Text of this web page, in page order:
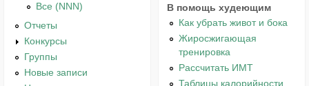
Все (NNN)
Отчеты
Конкурсы
Группы
Новые записи
В помощь худеющим
Как убрать живот и бока
Жиросжигающая
тренировка
Рассчитать ИМТ
Таблицы калорийности